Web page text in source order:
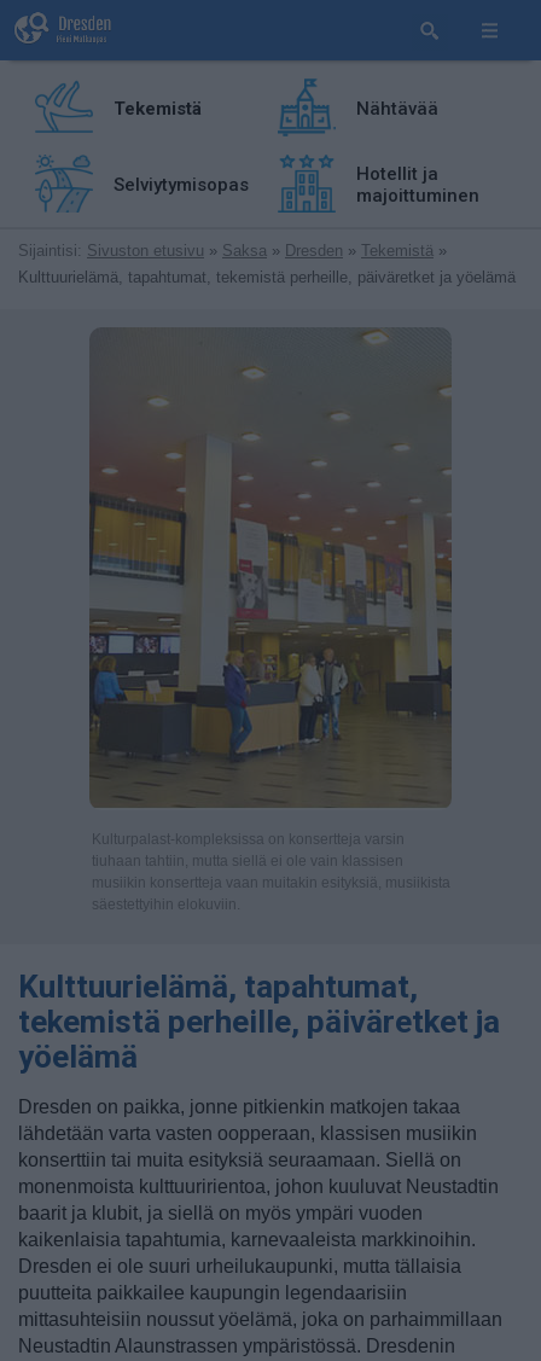
Tekemistä Nähtävää
Selviytymisopas
Hotellit ja
majoittuminen
Sijaintisi: Sivuston etusivu » Saksa » Dresden » Tekemistä »
Kulttuurielämä, tapahtumat, tekemistä perheille, päiväretket ja yöelämä
Kulturpalast-kompleksissa on konsertteja varsin
tiuhaan tahtiin, mutta siellä ei ole vain klassisen
musiikin konsertteja vaan muitakin esityksiä, musiikista
säestettyihin elokuviin.
Kulttuurielämä, tapahtumat,
tekemistä perheille, päiväretket ja
yöelämä
Dresden on paikka, jonne pitkienkin matkojen takaa
lähdetään varta vasten oopperaan, klassisen musiikin
konserttiin tai muita esityksiä seuraamaan. Siellä on
monenmoista kulttuuririentoa, johon kuuluvat Neustadtin
baarit ja klubit, ja siellä on myös ympäri vuoden
kaikenlaisia tapahtumia, karnevaaleista markkinoihin.
Dresden ei ole suuri urheilukaupunki, mutta tällaisia
puutteita paikkailee kaupungin legendaarisiin
mittasuhteisiin noussut yöelämä, joka on parhaimmillaan
Neustadtin Alaunstrassen ympäristössä. Dresdenin